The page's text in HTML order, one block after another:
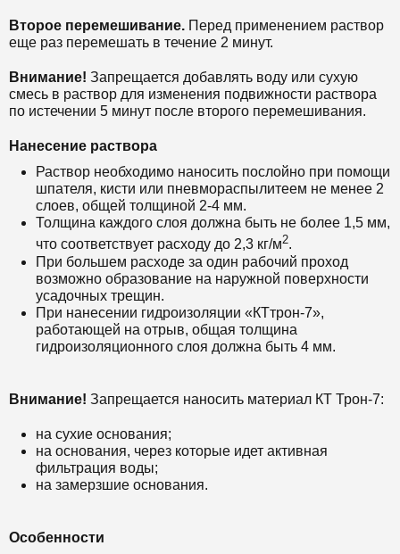
Второе перемешивание. Перед применением раствор
еще раз перемешать в течение 2 минут.
Внимание! Запрещается добавлять воду или сухую
смесь в раствор для изменения подвижности раствора
по истечении 5 минут после второго перемешивания.
Нанесение раствора
Раствор необходимо наносить послойно при помощи
шпателя, кисти или пневмораспылитеем не менее 2
слоев, общей толщиной 2-4 мм.
Толщина каждого слоя должна быть не более 1,5 мм,
что соответствует расходу до 2,3 кг/м2.
При большем расходе за один рабочий проход
возможно образование на наружной поверхности
усадочных трещин.
При нанесении гидроизоляции «КТтрон-7»,
работающей на отрыв, общая толщина
гидроизоляционного слоя должна быть 4 мм.
Внимание! Запрещается наносить материал КТ Трон-7:
на сухие основания;
на основания, через которые идет активная
фильтрация воды;
на замерзшие основания.
Особенности